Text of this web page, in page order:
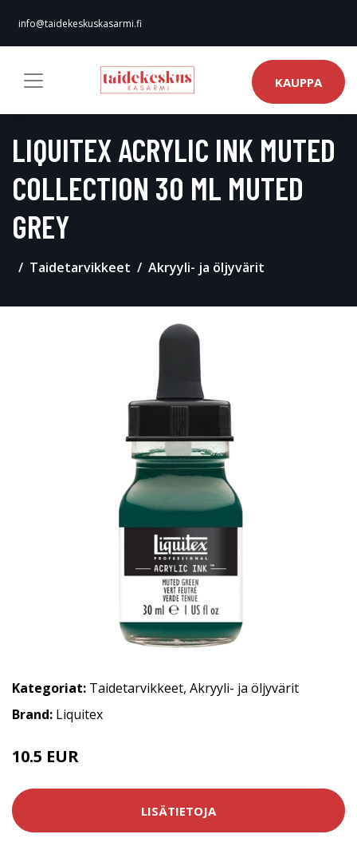
info@taidekeskuskasarmi.fi
KAUPPA
LIQUITEX ACRYLIC INK MUTED
COLLECTION 30 ML MUTED
GREY
Taidetarvikkeet Akryyli- ja öljyvärit
Kategoriat: Taidetarvikkeet, Akryyli- ja öljyvärit
Brand: Liquitex
10.5 EUR
LISÄTIETOJA